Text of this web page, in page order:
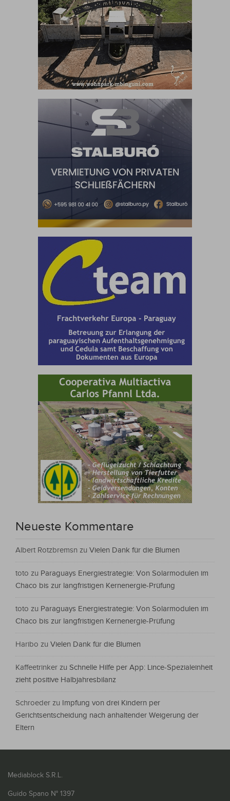
Neueste Kommentare
Albert Rotzbremsn zu Vielen Dank für die Blumen
toto zu Paraguays Energiestrategie: Von Solarmodulen im
Chaco bis zur langfristigen Kernenergie-Prüfung
toto zu Paraguays Energiestrategie: Von Solarmodulen im
Chaco bis zur langfristigen Kernenergie-Prüfung
Haribo zu Vielen Dank für die Blumen
Kaffeetrinker zu Schnelle Hilfe per App: Lince-Spezialeinheit
zieht positive Halbjahresbilanz
Schroeder zu Impfung von drei Kindern per
Gerichtsentscheidung nach anhaltender Weigerung der
Eltern
Mediablock S.R.L.
Guido Spano N° 1397